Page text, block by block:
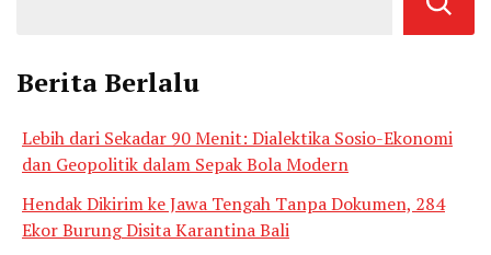
Berita Berlalu
Lebih dari Sekadar 90 Menit: Dialektika Sosio-Ekonomi
dan Geopolitik dalam Sepak Bola Modern
Hendak Dikirim ke Jawa Tengah Tanpa Dokumen, 284
Ekor Burung Disita Karantina Bali